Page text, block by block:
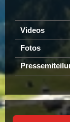
Videos
Fotos